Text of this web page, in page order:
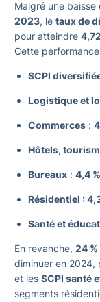
Malgré une baisse
2023, le taux de
pour atteindre
Cette
SCPI
Logistique et
Commerces :
Hôtels,
Bureaux : 4,4 %
Résidentiel :
Santé et
En revanche, 24 %
diminuer en 2024,
et les SCPI santé
segments